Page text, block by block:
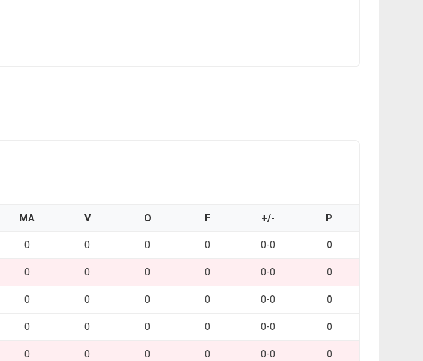
MA V O F +/- P
0 0 0 0 0-0 0
0 0 0 0 0-0 0
0 0 0 0 0-0 0
0 0 0 0 0-0 0
0 0 0 0 0-0 0